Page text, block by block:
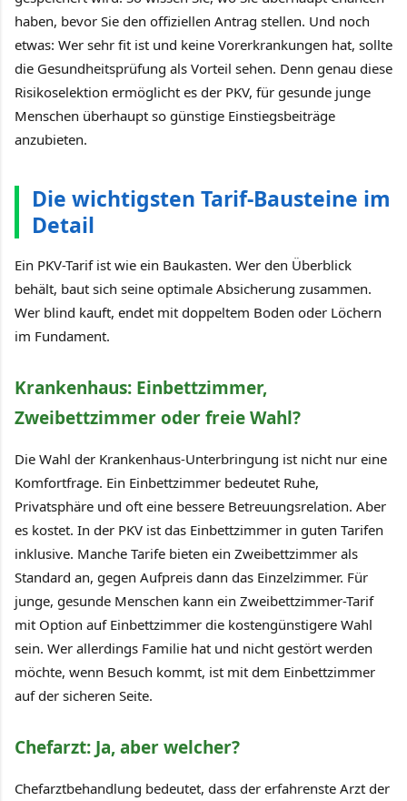
haben, bevor Sie den offiziellen Antrag stellen. Und noch
etwas: Wer sehr fit ist und keine Vorerkrankungen hat, sollte
die Gesundheitsprüfung als Vorteil sehen. Denn genau diese
Risikoselektion ermöglicht es der PKV, für gesunde junge
Menschen überhaupt so günstige Einstiegsbeiträge
anzubieten.
Die wichtigsten Tarif-Bausteine im
Detail
Ein PKV-Tarif ist wie ein Baukasten. Wer den Überblick
behält, baut sich seine optimale Absicherung zusammen.
Wer blind kauft, endet mit doppeltem Boden oder Löchern
im Fundament.
Krankenhaus: Einbettzimmer,
Zweibettzimmer oder freie Wahl?
Die Wahl der Krankenhaus-Unterbringung ist nicht nur eine
Komfortfrage. Ein Einbettzimmer bedeutet Ruhe,
Privatsphäre und oft eine bessere Betreuungsrelation. Aber
es kostet. In der PKV ist das Einbettzimmer in guten Tarifen
inklusive. Manche Tarife bieten ein Zweibettzimmer als
Standard an, gegen Aufpreis dann das Einzelzimmer. Für
junge, gesunde Menschen kann ein Zweibettzimmer-Tarif
mit Option auf Einbettzimmer die kostengünstigere Wahl
sein. Wer allerdings Familie hat und nicht gestört werden
möchte, wenn Besuch kommt, ist mit dem Einbettzimmer
auf der sicheren Seite.
Chefarzt: Ja, aber welcher?
Chefarztbehandlung bedeutet, dass der erfahrenste Arzt der